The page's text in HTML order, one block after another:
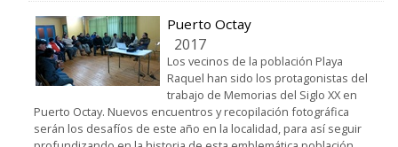
Puerto Octay
2017
Los vecinos de la población Playa
Raquel han sido los protagonistas del
trabajo de Memorias del Siglo XX en
Puerto Octay. Nuevos encuentros y recopilación fotográfica
serán los desafíos de este año en la localidad, para así seguir